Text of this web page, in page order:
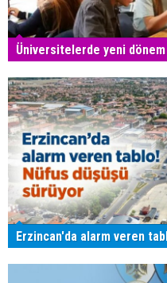
Üniversitelerde yeni dönem
Erzincan'da alarm veren